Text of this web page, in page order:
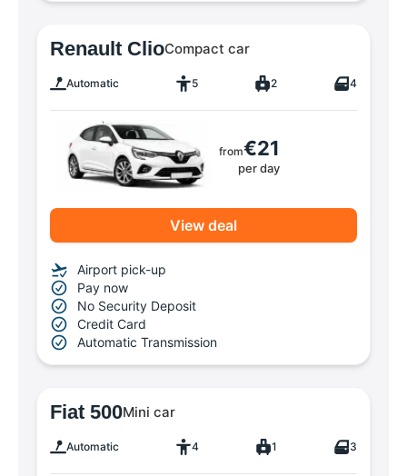
Renault ClioCompact car
Automatic 5 2 4
from€21
per day
View deal
Airport pick-up
Pay now
No Security Deposit
Credit Card
Automatic Transmission
Fiat 500Mini car
Automatic 4 1 3